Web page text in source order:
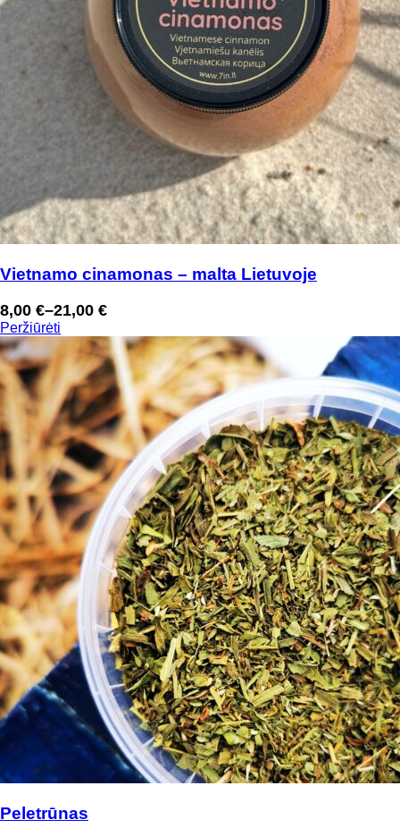
Vietnamo cinamonas – malta Lietuvoje
8,00 €–21,00 €
Price
range:
8,00 €
through
21,00 €
Peržiūrėti
Peletrūnas